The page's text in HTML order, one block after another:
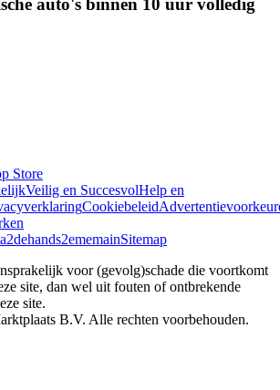
auto's binnen 10 uur volledig
Veilig en SuccesvolHelp en
Cookiebeleid
2dehands2ememainSitemap
voor (gevolg)schade die voortkomt
site, dan wel uit fouten of ontbrekende
site.
B.V. Alle rechten voorbehouden.